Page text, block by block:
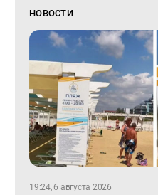
НОВОСТИ
19:24, 6 августа 2026